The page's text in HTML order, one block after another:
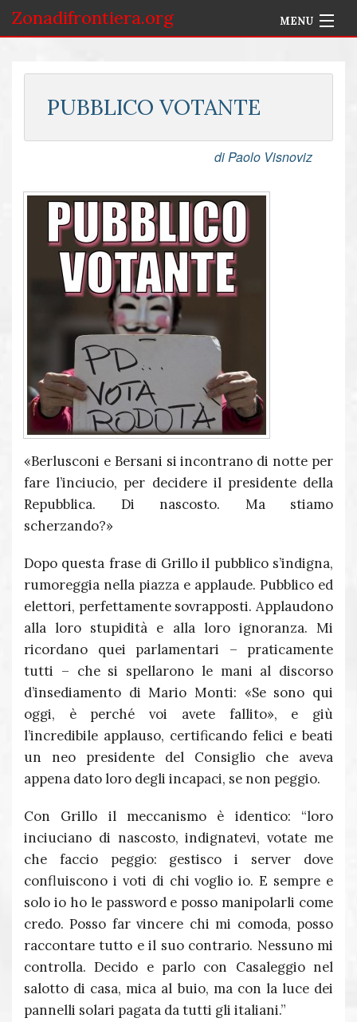
Zonadifrontiera.org MENU
PUBBLICO VOTANTE
di Paolo Visnoviz
«Berlusconi e Bersani si incontrano di notte per
fare l’inciucio, per decidere il presidente della
Repubblica. Di nascosto. Ma stiamo
scherzando?»
Dopo questa frase di Grillo il pubblico s’indigna,
rumoreggia nella piazza e applaude. Pubblico ed
elettori, perfettamente sovrapposti. Applaudono
alla loro stupidità e alla loro ignoranza. Mi
ricordano quei parlamentari – praticamente
tutti – che si spellarono le mani al discorso
d’insediamento di Mario Monti: «Se sono qui
oggi, è perché voi avete fallito», e giù
l’incredibile applauso, certificando felici e beati
un neo presidente del Consiglio che aveva
appena dato loro degli incapaci, se non peggio.
Con Grillo il meccanismo è identico: “loro
inciuciano di nascosto, indignatevi, votate me
che faccio peggio: gestisco i server dove
confluiscono i voti di chi voglio io. E sempre e
solo io ho le password e posso manipolarli come
credo. Posso far vincere chi mi comoda, posso
raccontare tutto e il suo contrario. Nessuno mi
controlla. Decido e parlo con Casaleggio nel
salotto di casa, mica al buio, ma con la luce dei
pannelli solari pagata da tutti gli italiani.”